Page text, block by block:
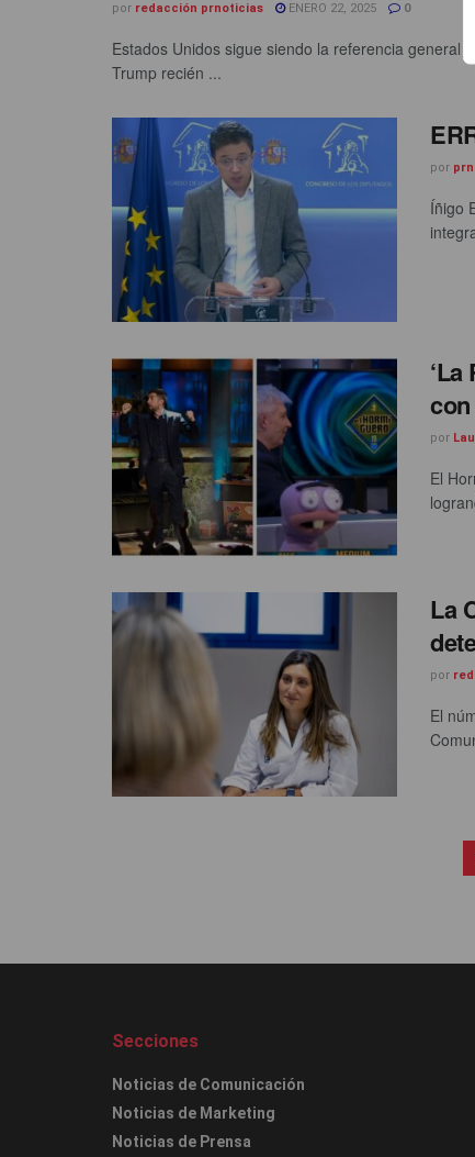
por redacción prnoticias ENERO 22, 2025 0
Estados Unidos sigue siendo la referencia general
Trump recién ...
por
Íñigo
por
El
La
por
El
Secciones
Noticias de Comunicación
Noticias de Marketing
Noticias de Prensa